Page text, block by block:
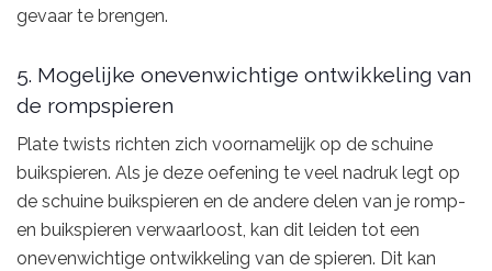
gevaar te brengen.
5. Mogelijke onevenwichtige ontwikkeling van
de rompspieren
Plate twists richten zich voornamelijk op de schuine
buikspieren. Als je deze oefening te veel nadruk legt op
de schuine buikspieren en de andere delen van je romp-
en buikspieren verwaarloost, kan dit leiden tot een
onevenwichtige ontwikkeling van de spieren. Dit kan